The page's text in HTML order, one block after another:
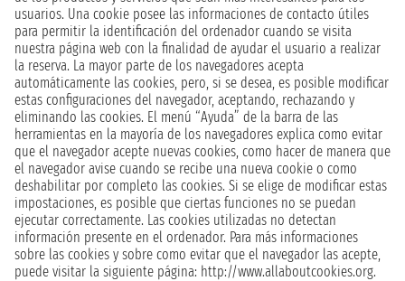
usuarios. Una cookie posee las informaciones de contacto útiles
para permitir la identificación del ordenador cuando se visita
nuestra página web con la finalidad de ayudar el usuario a realizar
la reserva. La mayor parte de los navegadores acepta
automáticamente las cookies, pero, si se desea, es posible modificar
estas configuraciones del navegador, aceptando, rechazando y
eliminando las cookies. El menú “Ayuda” de la barra de las
herramientas en la mayoría de los navegadores explica como evitar
que el navegador acepte nuevas cookies, como hacer de manera que
el navegador avise cuando se recibe una nueva cookie o como
deshabilitar por completo las cookies. Si se elige de modificar estas
impostaciones, es posible que ciertas funciones no se puedan
ejecutar correctamente. Las cookies utilizadas no detectan
información presente en el ordenador. Para más informaciones
sobre las cookies y sobre como evitar que el navegador las acepte,
puede visitar la siguiente página: http://www.allaboutcookies.org.